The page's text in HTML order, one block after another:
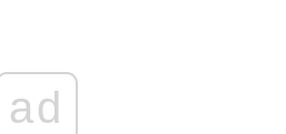
ad